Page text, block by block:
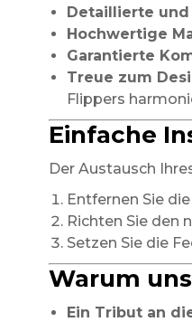
Detaillierte
Hochwertige
Garantierte
Treue zum
Flippers
Einfache
Der Austausch
Entfernen Sie
Richten Sie den
Setzen Sie die
Warum
Ein Tribut an